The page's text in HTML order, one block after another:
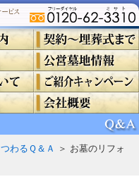
わるＱ＆Ａ ＞ お墓のリフォ